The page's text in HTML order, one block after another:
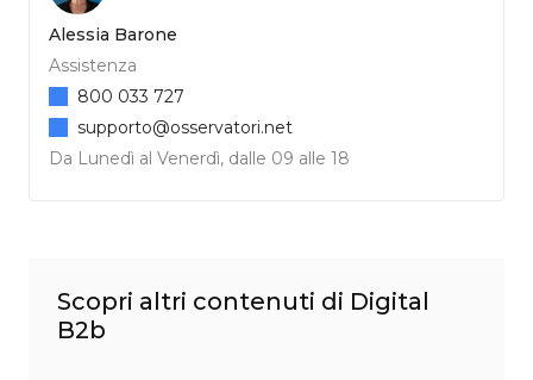
Alessia Barone
Assistenza
Da Lunedì al Venerdì, dalle 09 alle 18
800 033 727
supporto@osservatori.net
Scopri altri contenuti di Digital
B2b